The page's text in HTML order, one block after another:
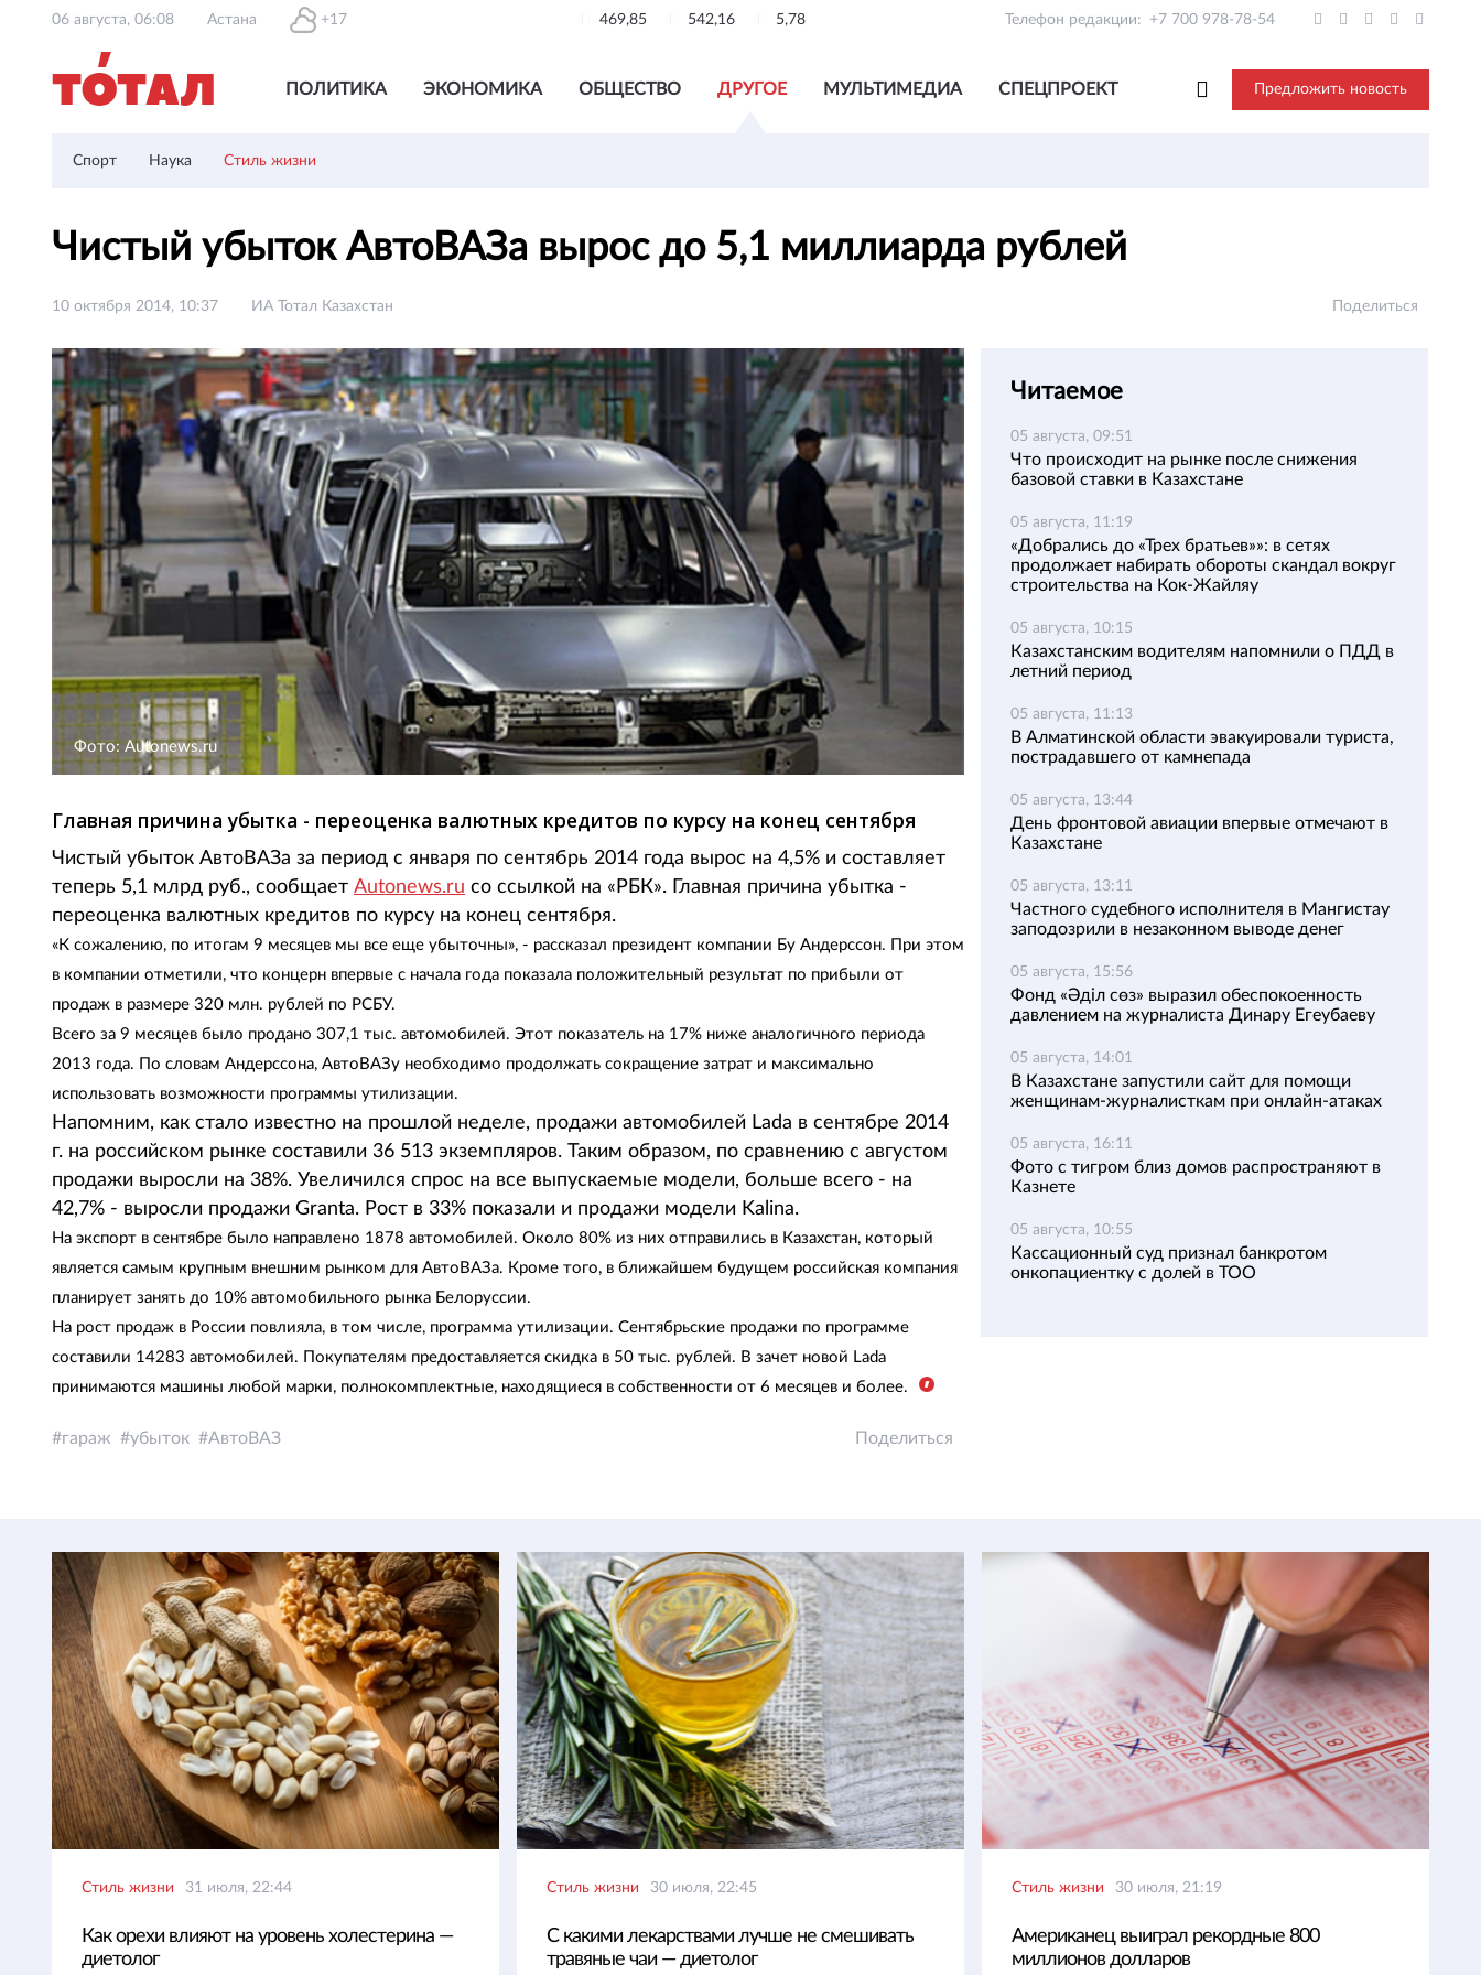
06 августа, 06:08 Астана +17 469,85 542,16 5,78 Телефон редакции: +7 700 978-78-54
ПОЛИТИКА ЭКОНОМИКА ОБЩЕСТВО ДРУГОЕ МУЛЬТИМЕДИА СПЕЦПРОЕКТ Предложить новость
Спорт Наука Стиль жизни
Чистый убыток АвтоВАЗа вырос до 5,1 миллиарда рублей
10 октября 2014, 10:37 ИА Тотал Казахстан Поделиться
Фото: Autonews.ru
Главная причина убытка - переоценка валютных кредитов по курсу на конец сентября
Чистый убыток АвтоВАЗа за период с января по сентябрь 2014 года вырос на 4,5% и составляет
теперь 5,1 млрд руб., сообщает Autonews.ru со ссылкой на «РБК». Главная причина убытка -
переоценка валютных кредитов по курсу на конец сентября.
«К сожалению, по итогам 9 месяцев мы все еще убыточны», - рассказал президент компании Бу Андерссон. При этом
в компании отметили, что концерн впервые с начала года показала положительный результат по прибыли от
продаж в размере 320 млн. рублей по РСБУ.
Всего за 9 месяцев было продано 307,1 тыс. автомобилей. Этот показатель на 17% ниже аналогичного периода
2013 года. По словам Андерссона, АвтоВАЗу необходимо продолжать сокращение затрат и максимально
использовать возможности программы утилизации.
Напомним, как стало известно на прошлой неделе, продажи автомобилей Lada в сентябре 2014
г. на российском рынке составили 36 513 экземпляров. Таким образом, по сравнению с августом
продажи выросли на 38%. Увеличился спрос на все выпускаемые модели, больше всего - на
42,7% - выросли продажи Granta. Рост в 33% показали и продажи модели Kalina.
На экспорт в сентябре было направлено 1878 автомобилей. Около 80% из них отправились в Казахстан, который
является самым крупным внешним рынком для АвтоВАЗа. Кроме того, в ближайшем будущем российская компания
планирует занять до 10% автомобильного рынка Белоруссии.
На рост продаж в России повлияла, в том числе, программа утилизации. Сентябрьские продажи по программе
составили 14283 автомобилей. Покупателям предоставляется скидка в 50 тыс. рублей. В зачет новой Lada
принимаются машины любой марки, полнокомплектные, находящиеся в собственности от 6 месяцев и более.
гараж убыток АвтоВАЗ Поделиться
Читаемое
05 августа, 09:51
Что происходит на рынке после снижения
базовой ставки в Казахстане
05 августа, 11:19
«Добрались до «Трех братьев»»: в сетях
продолжает набирать обороты скандал вокруг
строительства на Кок-Жайляу
05 августа, 10:15
Казахстанским водителям напомнили о ПДД в
летний период
05 августа, 11:13
В Алматинской области эвакуировали туриста,
пострадавшего от камнепада
05 августа, 13:44
День фронтовой авиации впервые отмечают в
Казахстане
05 августа, 13:11
Частного судебного исполнителя в Мангистау
заподозрили в незаконном выводе денег
05 августа, 15:56
Фонд «Әділ сөз» выразил обеспокоенность
давлением на журналиста Динару Егеубаеву
05 августа, 14:01
В Казахстане запустили сайт для помощи
женщинам-журналисткам при онлайн-атаках
05 августа, 16:11
Фото с тигром близ домов распространяют в
Казнете
05 августа, 10:55
Кассационный суд признал банкротом
онкопациентку с долей в ТОО
Стиль жизни 31 июля, 22:44
Как орехи влияют на уровень холестерина —
диетолог
Стиль жизни 30 июля, 22:45
С какими лекарствами лучше не смешивать
травяные чаи — диетолог
Стиль жизни 30 июля, 21:19
Американец выиграл рекордные 800
миллионов долларов